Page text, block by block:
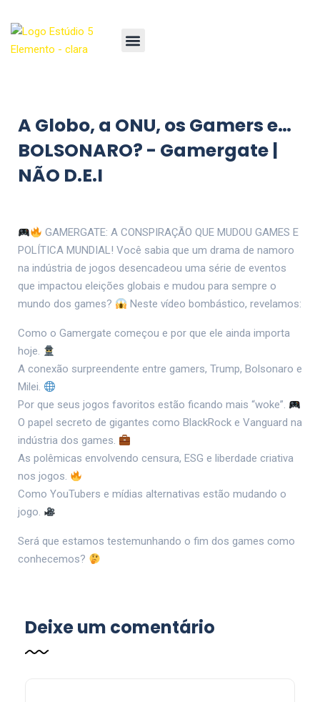
A Globo, a ONU, os Gamers e…
BOLSONARO? - Gamergate |
NÃO D.E.I
GAMERGATE: A CONSPIRAÇÃO QUE MUDOU GAMES E
POLÍTICA MUNDIAL! Você sabia que um drama de namoro
na indústria de jogos desencadeou uma série de eventos
que impactou eleições globais e mudou para sempre o
mundo dos games?
Neste vídeo bombástico, revelamos:
Como o Gamergate começou e por que ele ainda importa
hoje.
A conexão surpreendente entre gamers, Trump, Bolsonaro e
Milei.
Por que seus jogos favoritos estão ficando mais “woke”.
O papel secreto de gigantes como BlackRock e Vanguard na
indústria dos games.
As polêmicas envolvendo censura, ESG e liberdade criativa
nos jogos.
Como YouTubers e mídias alternativas estão mudando o
jogo.
Será que estamos testemunhando o fim dos games como
conhecemos?
Deixe um comentário